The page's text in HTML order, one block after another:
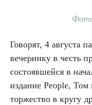
Говорят, 4 августа
вечеринку в честь
состоявшейся в
издание People, Том
торжество в кругу